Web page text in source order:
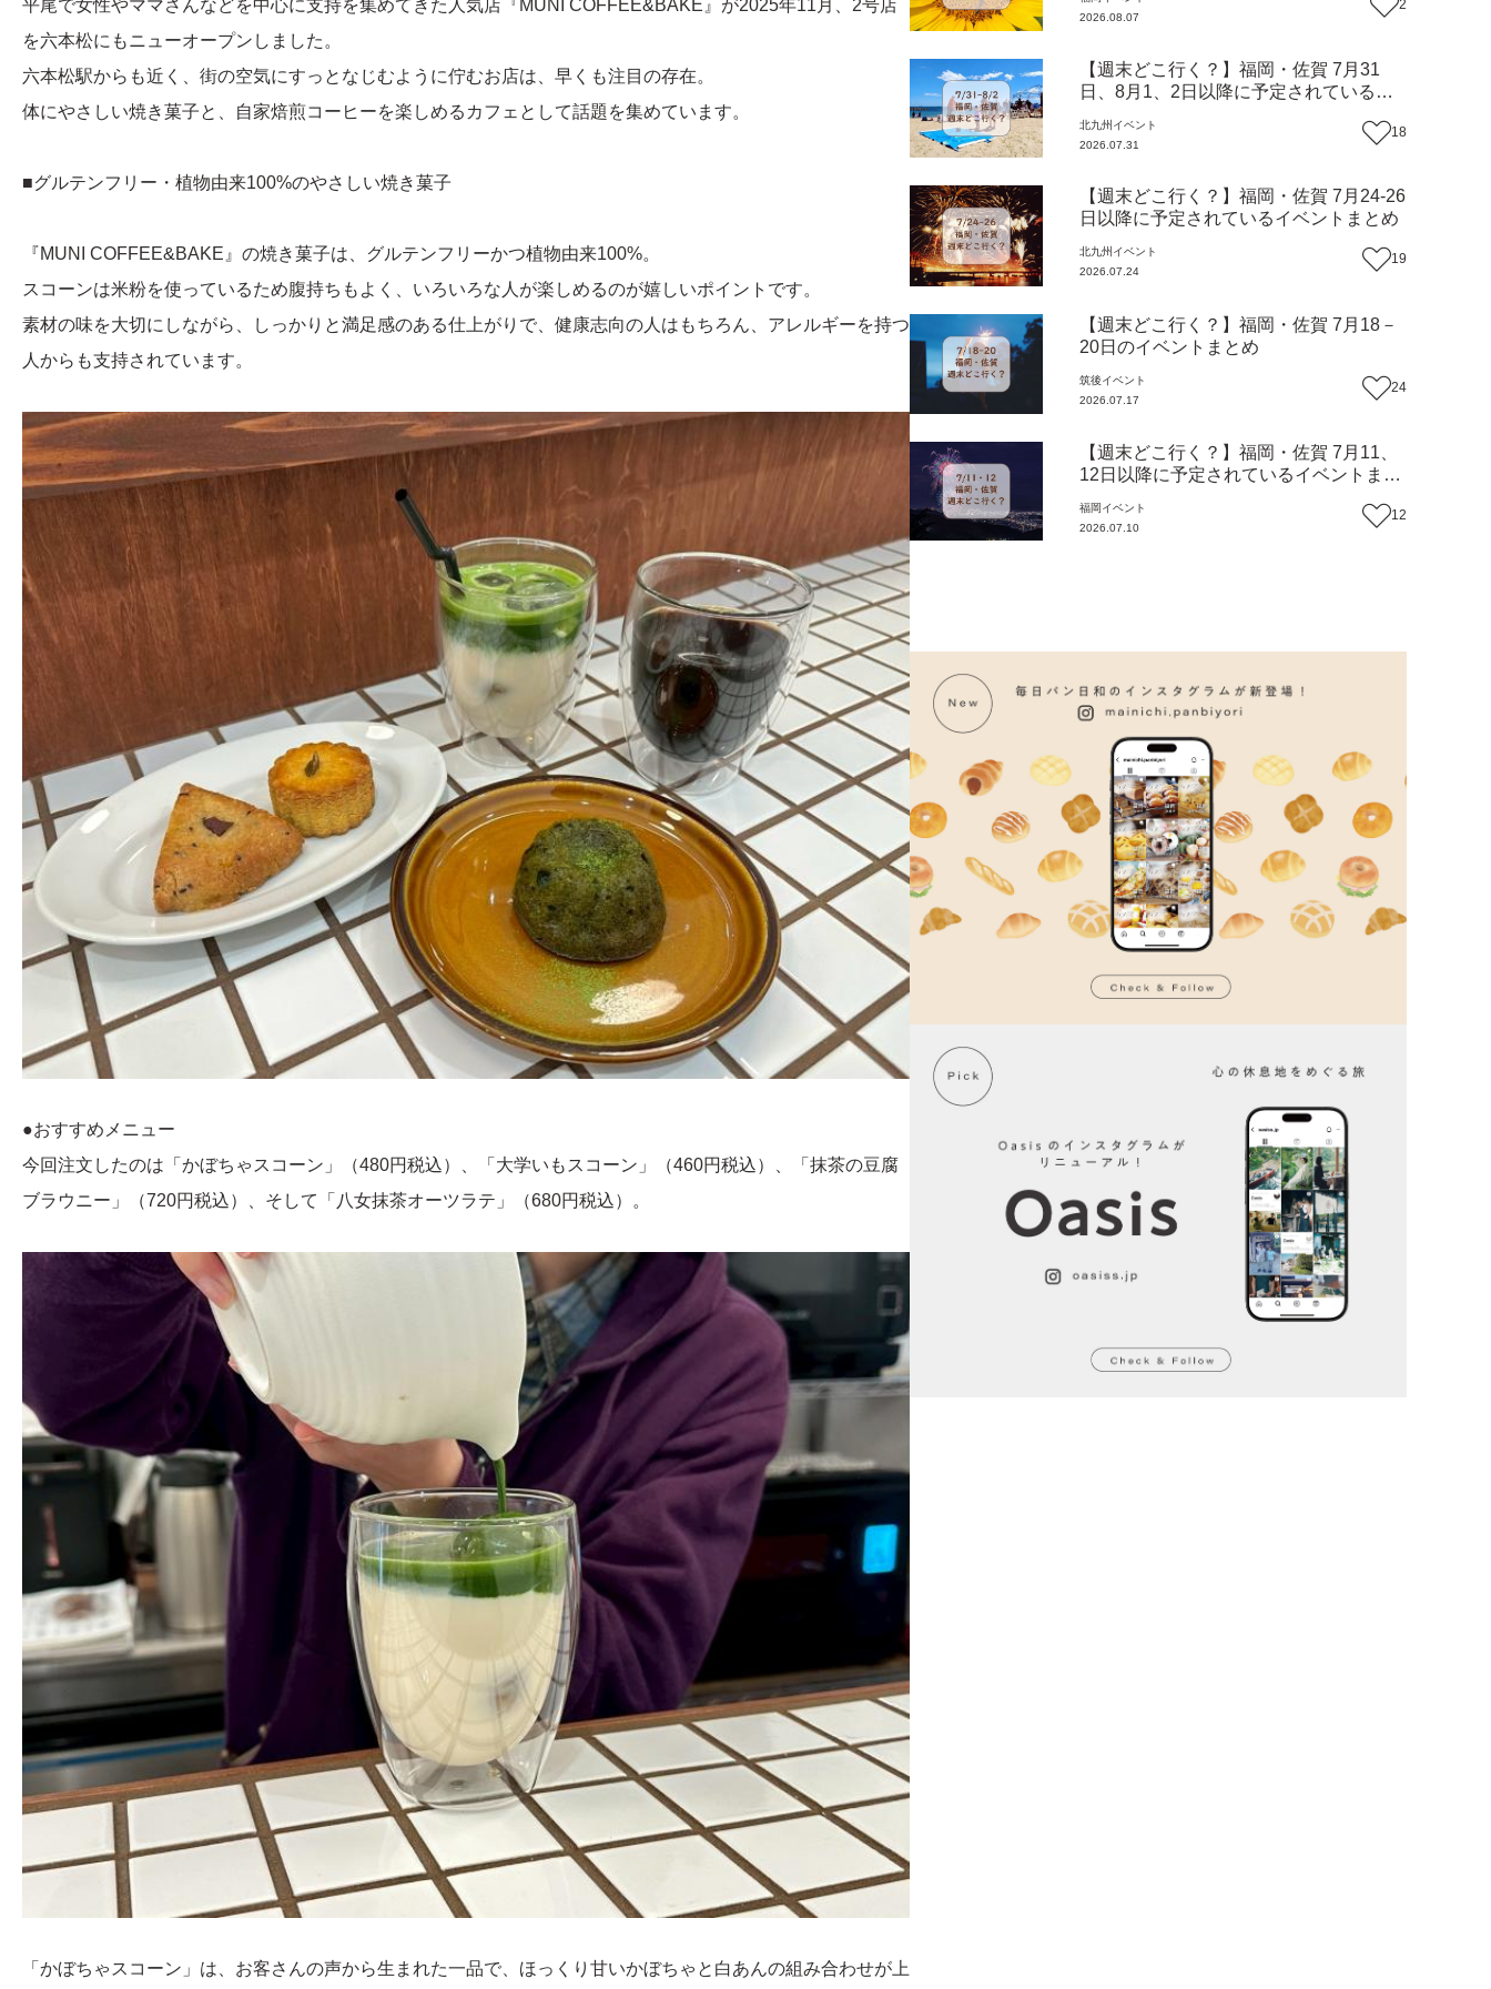
平尾で女性やママさんなどを中心に支持を集めてきた人気店『MUNI COFFEE&BAKE』が2025年11月、2号店
を六本松にもニューオープンしました。
六本松駅からも近く、街の空気にすっとなじむように佇むお店は、早くも注目の存在。
体にやさしい焼き菓子と、自家焙煎コーヒーを楽しめるカフェとして話題を集めています。
■グルテンフリー・植物由来100%のやさしい焼き菓子
『MUNI COFFEE&BAKE』の焼き菓子は、グルテンフリーかつ植物由来100%。
スコーンは米粉を使っているため腹持ちもよく、いろいろな人が楽しめるのが嬉しいポイントです。
素材の味を大切にしながら、しっかりと満足感のある仕上がりで、健康志向の人はもちろん、アレルギーを持つ
人からも支持されています。
●おすすめメニュー
今回注文したのは「かぼちゃスコーン」（480円税込）、「大学いもスコーン」（460円税込）、「抹茶の豆腐
ブラウニー」（720円税込）、そして「八女抹茶オーツラテ」（680円税込）。
「かぼちゃスコーン」は、お客さんの声から生まれた一品で、ほっくり甘いかぼちゃと白あんの組み合わせが上
2026.08.07
2
【週末どこ行く？】福岡・佐賀 7月31
日、8月1、2日以降に予定されているイ
北九州 イベント
2026.07.31
18
【週末どこ行く？】福岡・佐賀 7月24-26
日以降に予定されているイベントまとめ
北九州 イベント
2026.07.24
19
【週末どこ行く？】福岡・佐賀 7月18－
20日のイベントまとめ
筑後イベント
2026.07.17
24
【週末どこ行く？】福岡・佐賀 7月11、
12日以降に予定されているイベントまと
福岡 イベント
2026.07.10
12